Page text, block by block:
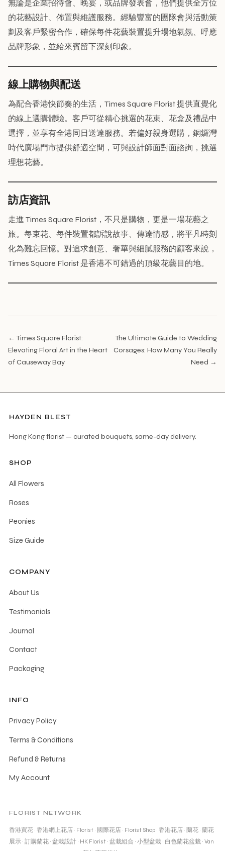
無論是企業招待會、晚宴，或品牌發表會，他們提供全方位
的花藝設計、佈置與維護服務。經驗豐富的團隊會與活動策
劃及客戶緊密合作，確保每件花藝裝置提升場地氣氛、呼應
品牌形象，並給來賓留下深刻印象。
線上購物與配送
為配合香港快節奏的生活，Times Square Florist 提供直覺化
的線上選購體驗。客戶可從精心挑選的花束、花盒及禮品中
選擇，並享有全港同日送達服務。若偏好親身選購，銅鑼灣
時代廣場門市提供舒適空間，可與設計師面對面諮詢，挑選
理想花藝。
訪店資訊
走進 Times Square Florist，不只是購物，更是一場花藝之
旅。每束花、每件裝置都訴說故事、傳達情感，將平凡時刻
化為難忘回憶。對追求創意、奢華與細膩服務的顧客來說，
Times Square Florist 是香港不可錯過的頂級花藝目的地。
← Times Square Florist:
Elevating Floral Art in the Heart
of Causeway Bay
The Ultimate Guide to Wedding
Corsages: How Many You Really
Need →
HAYDEN BLEST
Hong Kong florist — curated bouquets, same-day delivery.
SHOP
All Flowers
Roses
Peonies
Size Guide
COMPANY
About Us
Testimonials
Journal
Contact
Packaging
INFO
Privacy Policy
Terms & Conditions
Refund & Returns
My Account
FLORIST NETWORK
香港買花· 香港網上花店· Florist · 國際花店· Florist Shop· 香港花店· 蘭花· 蘭花
展示· 訂購蘭花· 盆栽設計· HK Florist · 盆栽組合 · 小型盆栽· 白色蘭花盆栽· Van